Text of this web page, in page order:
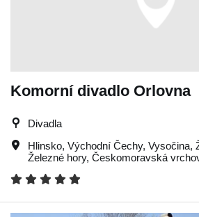
Komorní divadlo Orlovna
Divadla
Hlinsko, Východní Čechy, Vysočina,
Železné hory, Českomoravská